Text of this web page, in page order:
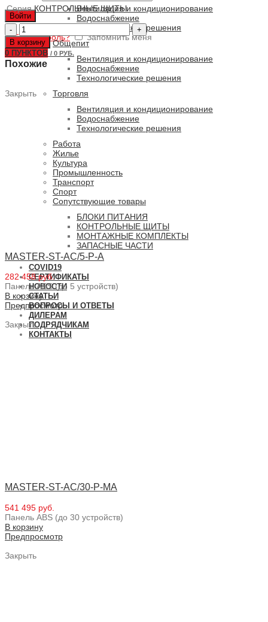
Войти
Забыли пароль? Запомнить меня
0 ПУНКТОВ / 0 РУБ.
Вентиляция и кондиционирование
Водоснабжение
Технологические решения
Общепит
Вентиляция и кондиционирование
Водоснабжение
Технологические решения
Торговля
Вентиляция и кондиционирование
Водоснабжение
Технологические решения
Работа
Жилье
Культура
Промышленность
Транспорт
Спорт
Сопутствующие товары
БЛОКИ ПИТАНИЯ
КОНТРОЛЬНЫЕ ЩИТЫ
МОНТАЖНЫЕ КОМПЛЕКТЫ
ЗАПАСНЫЕ ЧАСТИ
COVID19
СЕРТИФИКАТЫ
НОВОСТИ
СТАТЬИ
ВОПРОСЫ И ОТВЕТЫ
ДИЛЕРАМ
ПОДРЯДЧИКАМ
КОНТАКТЫ
Серия КОНТРОЛЬНЫЕ ЩИТЫ
Количество
товара
MASTER-
TMA-
SE-
В корзину
Похожие
Закрыть
MASTER-ST-AC/5-P-A
282 458 руб.
Панель ABS (до 5 устройств)
В корзину
Предпросмотр
Закрыть
MASTER-ST-AC/30-P-MA
541 495 руб.
Панель ABS (до 30 устройств)
В корзину
Предпросмотр
Закрыть